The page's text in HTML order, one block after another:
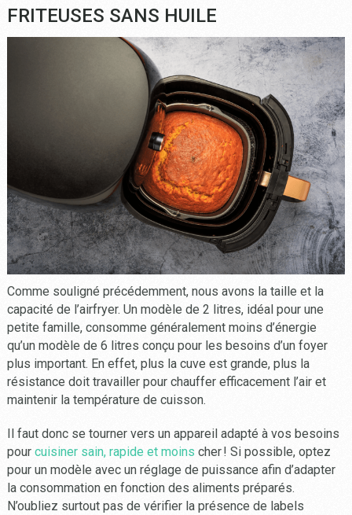
FRITEUSES SANS HUILE
Comme souligné précédemment, nous avons la taille et la
capacité de l’airfryer. Un modèle de 2 litres, idéal pour une
petite famille, consomme généralement moins d’énergie
qu’un modèle de 6 litres conçu pour les besoins d’un foyer
plus important. En effet, plus la cuve est grande, plus la
résistance doit travailler pour chauffer efficacement l’air et
maintenir la température de cuisson.
Il faut donc se tourner vers un appareil adapté à vos besoins
pour cuisiner sain, rapide et moins cher ! Si possible, optez
pour un modèle avec un réglage de puissance afin d’adapter
la consommation en fonction des aliments préparés.
N’oubliez surtout pas de vérifier la présence de labels